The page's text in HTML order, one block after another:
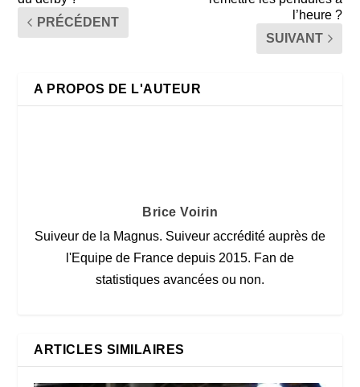
PRÉCÉDENT
l’heure ?
SUIVANT
A PROPOS DE L'AUTEUR
Brice Voirin
Suiveur de la Magnus. Suiveur accrédité auprès de
l'Equipe de France depuis 2015. Fan de
statistiques avancées ou non.
ARTICLES SIMILAIRES